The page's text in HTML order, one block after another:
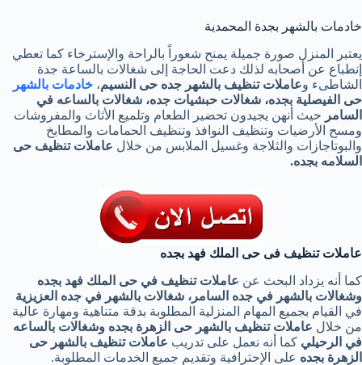
خادمات بالشهر بجدة المحمدية
يعتبر المنزل صورة جميلة يمنح شعوراً بالراحة والإسترخاء كما تعطي
إنطباع عن أصحابه لذلك دعت الحاجة إلى شغالات بالساعة جدة
الشاطىء وعاملات تنظيف بالشهر جده حى النسيم، خادمات بالشهر
حى الفيصلية بجده، شغالات حبشيات جده، شغالات بالساعه في
السامر حيث أنهن يجيدون تحضير الطعام وتلميع الأثاث والمفروشات
ومسح الأرضيات وتنظيف النوافذ وتنظيف الحمامات والمطابخ
والبوتاجازات والثلاجة وغسيل الملابس من خلال عاملات تنظيف حى
السلامه بجده.
عاملات تنظيف فى حى الملك فهد بجده
كما أنه يزداد البحث عن عاملات تنظيف في حى الملك فهد بجده
وشغالات بالشهر في جده السامر، شغالات بالشهر في جده العزيزية
في القيام بجميع المهام المنزلية المطلوبة بدقة متناهية ومهارة عالية
من خلال عاملات تنظيف بالشهر حى الزهرة بجده وشغالات بالساعه
في الرحيلي كما أنه نعمل على تدريب عاملات تنظيف بالشهر حى
الزهرة بجده على الإحترافية وتقديم جميع الخدمات المطلوبة.